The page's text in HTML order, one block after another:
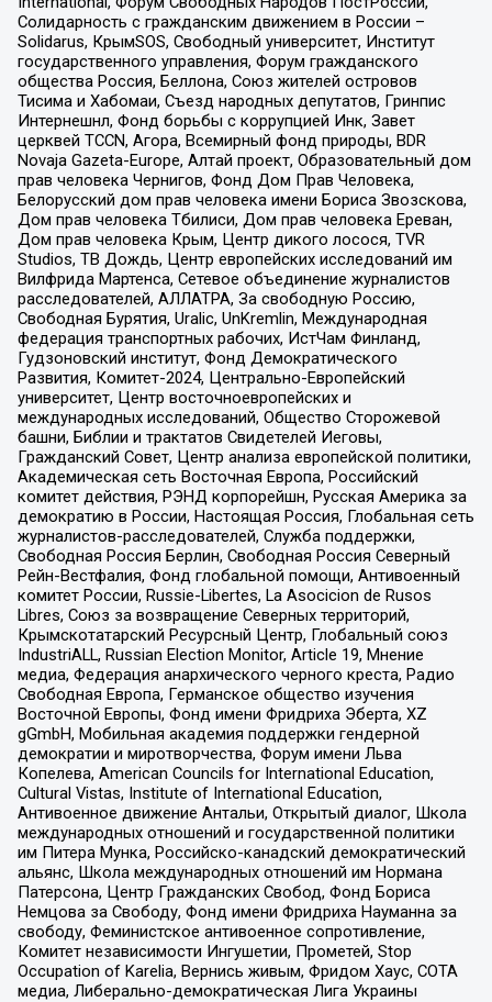
Солидарность с гражданским движением в России –
Solidarus, КрымSOS, Свободный университет, Институт
государственного управления, Форум гражданского
общества Россия, Беллона, Союз жителей островов
Тисима и Хабомаи, Съезд народных депутатов, Гринпис
Интернешнл, Фонд борьбы с коррупцией Инк, Завет
церквей TCCN, Агора, Всемирный фонд природы, BDR
Novaja Gazeta-Europe, Алтай проект, Образовательный дом
прав человека Чернигов, Фонд Дом Прав Человека,
Белорусский дом прав человека имени Бориса Звозскова,
Дом прав человека Тбилиси, Дом прав человека Ереван,
Дом прав человека Крым, Центр дикого лосося, TVR
Studios, ТВ Дождь, Центр европейских исследований им
Вилфрида Мартенса, Сетевое объединение журналистов
расследователей, АЛЛАТРА, За свободную Россию,
Свободная Бурятия, Uralic, UnKremlin, Международная
федерация транспортных рабочих, ИстЧам Финланд,
Гудзоновский институт, Фонд Демократического
Развития, Комитет-2024, Центрально-Европейский
университет, Центр восточноевропейских и
международных исследований, Общество Сторожевой
башни, Библии и трактатов Свидетелей Иеговы,
Гражданский Совет, Центр анализа европейской политики,
Академическая сеть Восточная Европа, Российский
комитет действия, РЭНД корпорейшн, Русская Америка за
демократию в России, Настоящая Россия, Глобальная сеть
журналистов-расследователей, Служба поддержки,
Свободная Россия Берлин, Свободная Россия Северный
Рейн-Вестфалия, Фонд глобальной помощи, Антивоенный
комитет России, Russie-Libertes, La Asocicion de Rusos
Libres, Союз за возвращение Северных территорий,
Крымскотатарский Ресурсный Центр, Глобальный союз
IndustriALL, Russian Election Monitor, Article 19, Мнение
медиа, Федерация анархического черного креста, Радио
Свободная Европа, Германское общество изучения
Восточной Европы, Фонд имени Фридриха Эберта, XZ
gGmbH, Мобильная академия поддержки гендерной
демократии и миротворчества, Форум имени Льва
Копелева, American Councils for International Education,
Cultural Vistas, Institute of International Education,
Антивоенное движение Антальи, Открытый диалог, Школа
международных отношений и государственной политики
им Питера Мунка, Российско-канадский демократический
альянс, Школа международных отношений им Нормана
Патерсона, Центр Гражданских Свобод, Фонд Бориса
Немцова за Свободу, Фонд имени Фридриха Науманна за
свободу, Феминистское антивоенное сопротивление,
Комитет независимости Ингушетии, Прометей, Stop
Occupation of Karelia, Вернись живым, Фридом Хаус, СОТА
медиа, Либерально-демократическая Лига Украины